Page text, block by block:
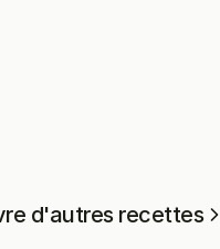
d'autres recettes